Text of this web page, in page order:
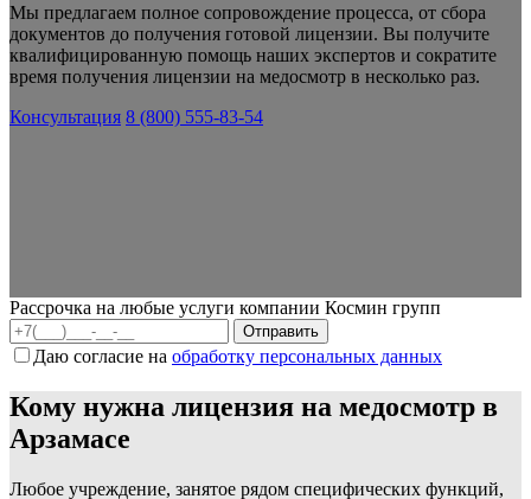
Мы предлагаем полное сопровождение процесса, от сбора
документов до получения готовой лицензии. Вы получите
квалифицированную помощь наших экспертов и сократите
время получения лицензии на медосмотр в несколько раз.
Консультация 8 (800) 555-83-54
Рассрочка на любые услуги компании Космин групп
Даю согласие на обработку персональных данных
Кому нужна лицензия на медосмотр в
Арзамасе
Любое учреждение, занятое рядом специфических функций,